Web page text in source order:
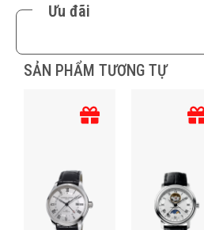
Ưu đãi
SẢN PHẨM TƯƠNG TỰ